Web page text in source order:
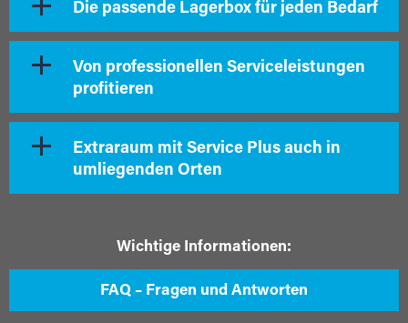
Die passende Lagerbox für jeden Bedarf
Von professionellen Serviceleistungen
profitieren
Extraraum mit Service Plus auch in
umliegenden Orten
Wichtige Informationen:
FAQ – Fragen und Antworten